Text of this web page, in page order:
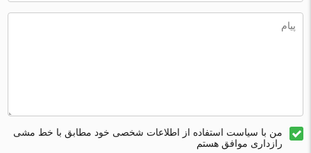
من با سیاست استفاده از اطلاعات شخصی خود مطابق با خط مشی
رازداری موافق هستم